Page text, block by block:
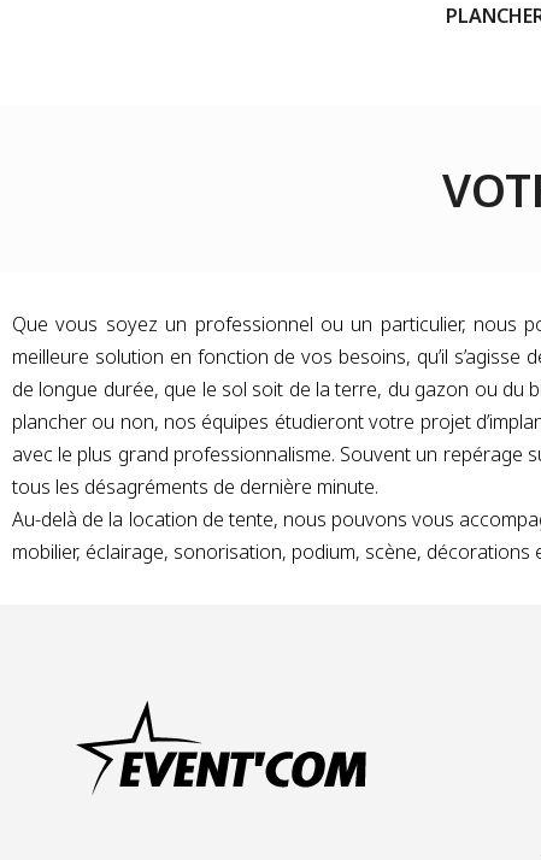
Que vous soyez un professionnel ou un particulier, nous
meilleure solution en fonction de vos besoins, qu’il
de longue durée, que le sol soit de la terre, du gazon ou du
plancher ou non, nos équipes étudieront votre projet
avec le plus grand professionnalisme. Souvent un repérage
tous les désagréments de dernière minute.
Au-delà de la location de tente, nous pouvons vous
mobilier, éclairage, sonorisation, podium, scène, décorations